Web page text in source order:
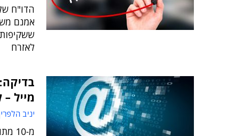
הדו"ח
אמנם
לאזרח
מייל –
יניב